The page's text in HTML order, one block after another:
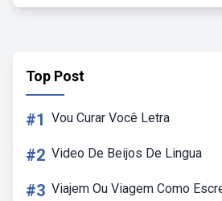
Top Post
#1 Vou Curar Você Letra
#2 Video De Beijos De Lingua
#3 Viajem Ou Viagem Como